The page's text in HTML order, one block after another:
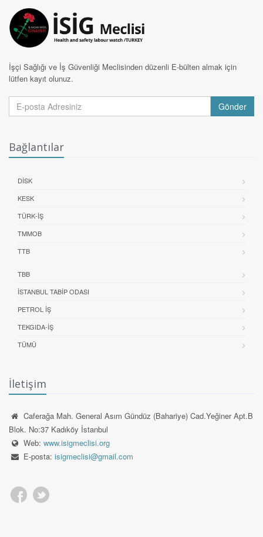
İşçi Sağlığı ve İş Güvenliği Meclisinden düzenli E-bülten almak için
lütfen kayıt olunuz.
Gönder
Bağlantılar
DİSK
KESK
TÜRK-İŞ
TMMOB
TTB
TBB
İSTANBUL TABIP ODASI
PETROL İŞ
TEKGIDA-İŞ
TÜMÜ
İletişim
Caferağa Mah. General Asım Gündüz (Bahariye) Cad.Yeğiner Apt.B
Blok. No:37 Kadıköy İstanbul
Web: www.isigmeclisi.org
E-posta: isigmeclisi@gmail.com